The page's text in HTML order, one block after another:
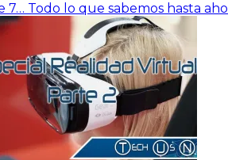
7… Todo lo que sabemos hasta